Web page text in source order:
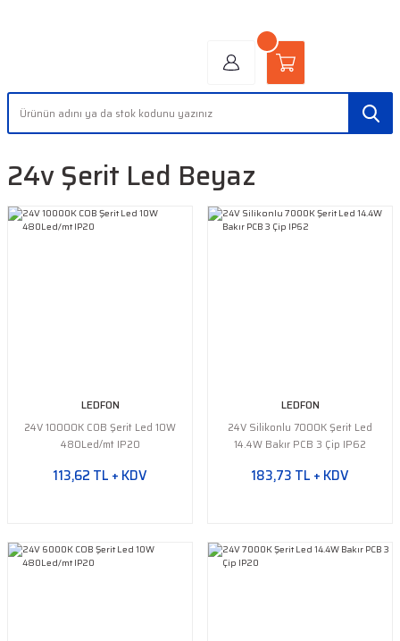
24v Şerit Led Beyaz
LEDFON
24V 10000K COB Şerit Led 10W
480Led/mt IP20
113,62 TL + KDV
LEDFON
24V Silikonlu 7000K Şerit Led
14.4W Bakır PCB 3 Çip IP62
183,73 TL + KDV